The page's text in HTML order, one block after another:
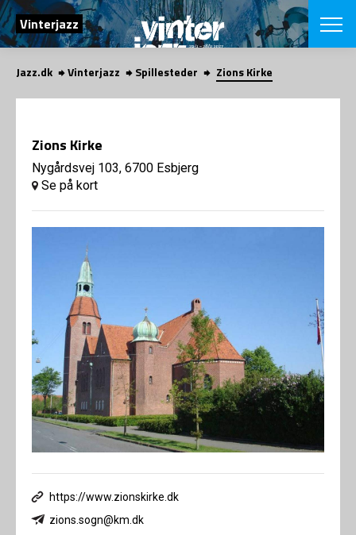
SØG
Vinterjazz
English
App
App
Om
Kontakt
Om
SHOP
Jazz.dk Vinterjazz Spillesteder Zions Kirke
Zions Kirke
Nygårdsvej 103, 6700 Esbjerg
Se på kort
https://www.zionskirke.dk
zions.sogn@km.dk